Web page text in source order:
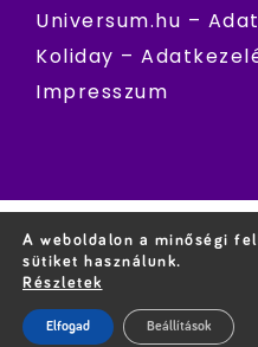
Universum.hu –
Koliday –
Impresszum
A weboldalon a minőségi
sütiket használunk.
Részletek
Elfogad Beállítások